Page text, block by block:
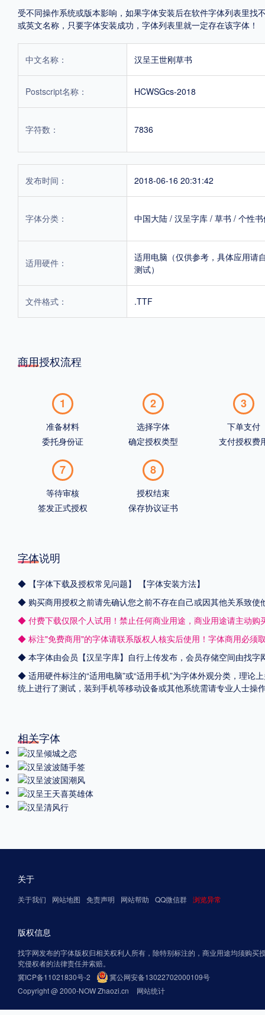
受不同操作系统或版本影响，如果字体安装后在软件字体列表里
或英文名称，只要字体安装成功，字体列表里就一定存在该字体！
中文名称： 汉呈王世刚草书
Postscript名称： HCWSGcs-2018
字符数： 7836
发布时间： 2018-06-16 20:31:42
字体分类： 中国大陆 / 汉呈字库 / 草书 / 个性
适用硬件：
适用电脑（仅供参考，具体应用请
测试）
文件格式： .TTF
商用授权流程
1
准备材料
委托身份证
2
选择字体
确定授权类型
3
下单支付
支付授权费
7
等待审核
签发正式授权
8
授权结束
保存协议证书
字体说明
◆ 【字体下载及授权常见问题】
【字体安装方法】
◆ 购买商用授权之前请先确认您之前不存在自己或因其他关系致使
◆ 付费下载仅限个人试用！禁止任何商业用途，商业用途请主动购
◆ 标注"免费商用"的字体请联系版权人核实后使用！字体商用必须
◆ 本字体由会员【汉呈字库】自行上传发布，会员存储空间由找
◆ 适用硬件标注的“适用电脑”或“适用手机”为字体外观分类，理论
统上进行了测试，装到手机等移动设备或其他系统需请专业人士
相关字体
关于
关于我们 网站地图 免责声明 网站帮助 QQ微信群 浏览异常
版权信息
找字网发布的字体版权归相关权利人所有，除特别标注的，商业用途均须购买
究侵权者的法律责任并索赔。
冀ICP备11021830号-2
冀公网安备13022702000109号
Copyright @ 2000-NOW Zhaozi.cn
网站统计